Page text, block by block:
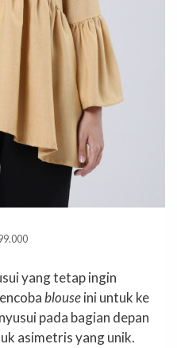
yang tetap ingin
blouseini untuk ke
pada bagian depan
asimetris yang unik.